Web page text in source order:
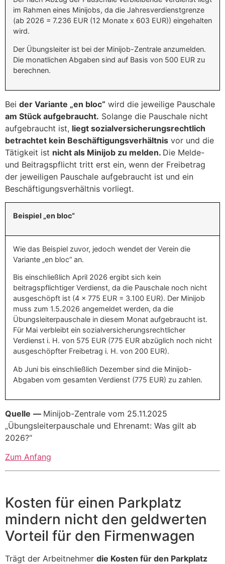
im Rahmen eines Minijobs, da die Jahresverdienstgrenze
(ab 2026 = 7.236 EUR (12 Monate x 603 EUR)) eingehalten
wird.
Der Übungsleiter ist bei der Minijob-Zentrale anzumelden.
Die monatlichen Abgaben sind auf Basis von 500 EUR zu
berechnen.
Bei der Variante „en bloc“ wird die jeweilige Pauschale
am Stück aufgebraucht. Solange die Pauschale nicht
aufgebraucht ist, liegt sozialversicherungsrechtlich
betrachtet kein Beschäftigungsverhältnis vor und die
Tätigkeit ist nicht als Minijob zu melden. Die Melde-
und Beitragspflicht tritt erst ein, wenn der Freibetrag
der jeweiligen Pauschale aufgebraucht ist und ein
Beschäftigungsverhältnis vorliegt.
Beispiel „en bloc“
Wie das Beispiel zuvor, jedoch wendet der Verein die
Variante „en bloc“ an.
Bis einschließlich April 2026 ergibt sich kein
beitragspflichtiger Verdienst, da die Pauschale noch nicht
ausgeschöpft ist (4 x 775 EUR = 3.100 EUR). Der Minijob
muss zum 1.5.2026 angemeldet werden, da die
Übungsleiterpauschale in diesem Monat aufgebraucht ist.
Für Mai verbleibt ein sozialversicherungsrechtlicher
Verdienst i. H. von 575 EUR (775 EUR abzüglich noch nicht
ausgeschöpfter Freibetrag i. H. von 200 EUR).
Ab Juni bis einschließlich Dezember sind die Minijob-
Abgaben vom gesamten Verdienst (775 EUR) zu zahlen.
Quelle — Minijob-Zentrale vom 25.11.2025
„Übungsleiterpauschale und Ehrenamt: Was gilt ab
2026?“
Zum Anfang
Kosten für einen Parkplatz
mindern nicht den geldwerten
Vorteil für den Firmenwagen
Trägt der Arbeitnehmer die Kosten für den Parkplatz